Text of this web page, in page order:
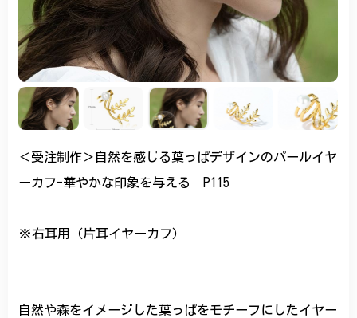
＜受注制作＞自然を感じる葉っぱデザインのパールイヤ
ーカフ-華やかな印象を与える P115
※右耳用（片耳イヤーカフ）
自然や森をイメージした葉っぱをモチーフにしたイヤー